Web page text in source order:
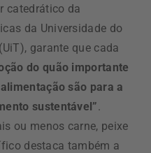
catedrático da
da Universidade do
garante que cada
do quão importante
são para a
sustentável”.
ou menos carne, peixe
destaca também a